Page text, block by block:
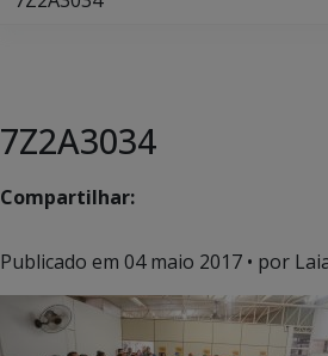
7Z2A3034
Compartilhar:
Publicado em 04 maio 2017 • por